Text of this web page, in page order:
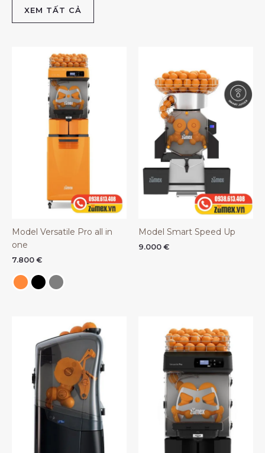
XEM TẤT CẢ
Model Versatile Pro all in
one
7.800 €
Model Smart Speed Up
9.000 €